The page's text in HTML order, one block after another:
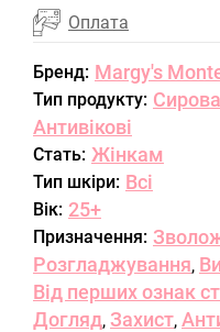
Оплата
Бренд: Margy's
Тип продукту:
Антивікові
Стать: Жінкам
Тип шкіри: Всі
Вік: 25+
Призначення:
Розгладжування,
Від перших ознак
Догляд, Захист,